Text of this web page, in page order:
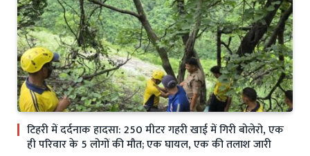
टिहरी में दर्दनाक हादसा: 250 मीटर गहरी खाई में गिरी बोलेरो, एक
ही परिवार के 5 लोगों की मौत; एक घायल, एक की तलाश जारी